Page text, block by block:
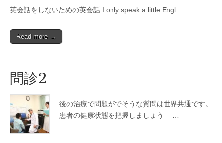
英会話をしないための英会話 I only speak a little Engl…
Read more →
問診2
後の治療で問題がでそうな質問は世界共通です。
患者の健康状態を把握しましょう！ …